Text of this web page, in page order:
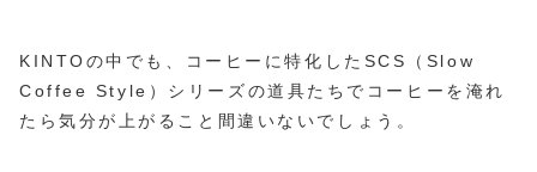
KINTOの中でも、コーヒーに特化したSCS（Slow
Coffee Style）シリーズの道具たちでコーヒーを淹れ
たら気分が上がること間違いないでしょう。